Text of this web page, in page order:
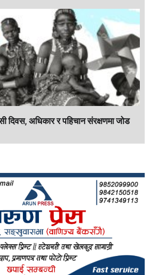
दिवस, अधिकार र पहिचान संरक्षणमा जोड